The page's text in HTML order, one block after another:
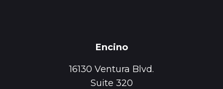
Encino
16130 Ventura Blvd.
Suite 320